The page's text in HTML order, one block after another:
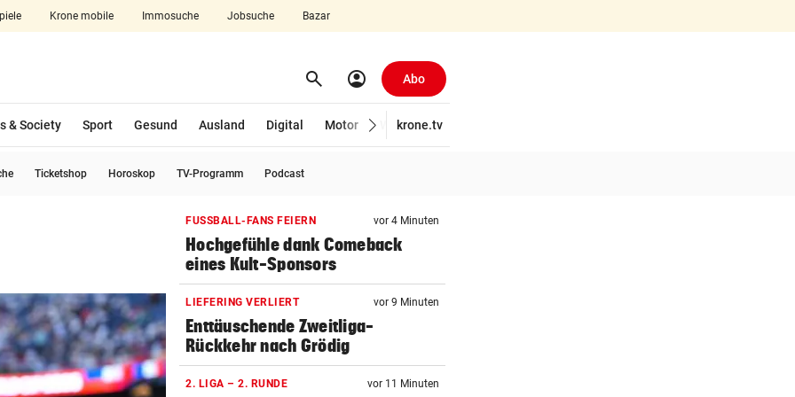
Krone mobile Immosuche Jobsuche Bazar
aufklappen search Suchen
account_circle Abo
& Society Sport Gesund Ausland Digital Motor Wirtschaft
krone.tv
Ticketshop Horoskop TV-Programm Podcast
FUSSBALL-FANS FEIERN vor 4 Minuten
Hochgefühle dank Comeback
eines Kult-Sponsors
LIEFERING VERLIERT vor 9 Minuten
Enttäuschende Zweitliga-
Rückkehr nach Grödig
2. LIGA – 2. RUNDE vor 11 Minuten